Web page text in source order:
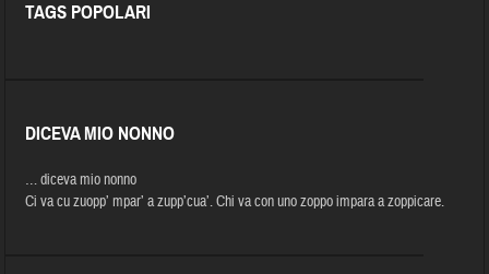
TAGS POPOLARI
DICEVA MIO NONNO
… diceva mio nonno
Ci va cu zuopp’ mpar’ a zupp’cua’. Chi va con uno zoppo impara a zoppicare.